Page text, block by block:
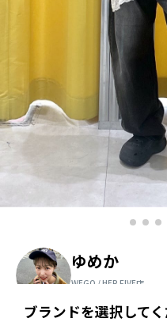
ゆめか
WEGO / HEP FIVE店
ブランドを選択して